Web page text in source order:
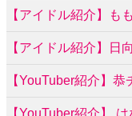
【アイドル紹介】も
【アイドル紹介】日
【YouTuber紹介】恭
【YouTuber紹介】